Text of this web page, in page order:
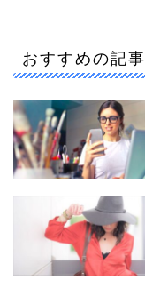
おすすめの記事